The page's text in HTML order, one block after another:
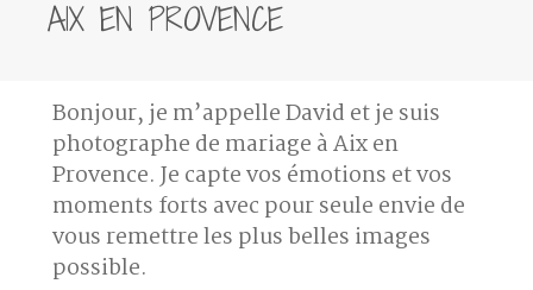
AIX EN PROVENCE
Bonjour, je m’appelle David et je suis
photographe de mariage à Aix en
Provence. Je capte vos émotions et vos
moments forts avec pour seule envie de
vous remettre les plus belles images
possible.